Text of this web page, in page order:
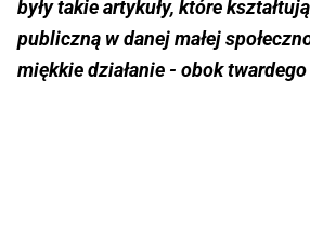
były takie artykuły, które
publiczną w danej małej
miękkie działanie - obok twardego